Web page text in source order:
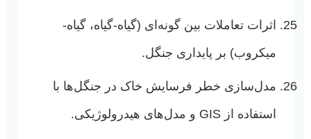
اثرات تعاملات بین گونه‌ای (گیاه-گیاه، گیاه-
میکروب) بر پایداری جنگل.
مدل‌سازی خطر فرسایش خاک در جنگل‌ها با
استفاده از GIS و مدل‌های هیدرولوژیکی.